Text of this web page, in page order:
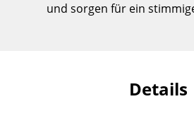
Sideboards & Kommoden
und sorgen für ein
Details